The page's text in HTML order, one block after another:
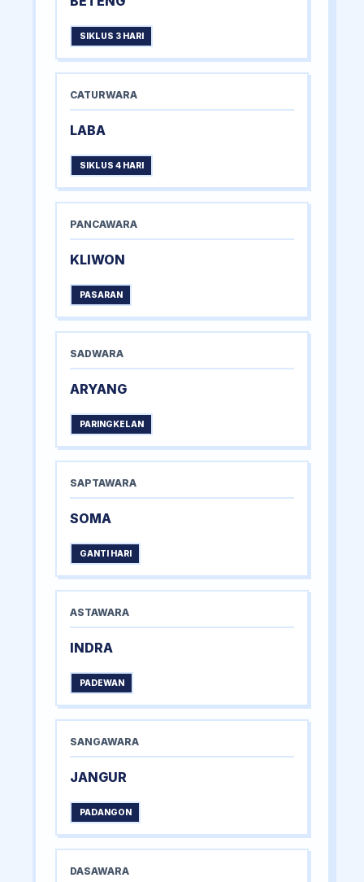
SIKLUS 3 HARI
CATURWARA
LABA
SIKLUS 4 HARI
PANCAWARA
KLIWON
PASARAN
SADWARA
ARYANG
PARINGKELAN
SAPTAWARA
SOMA
GANTI HARI
ASTAWARA
INDRA
PADEWAN
SANGAWARA
JANGUR
PADANGON
DASAWARA